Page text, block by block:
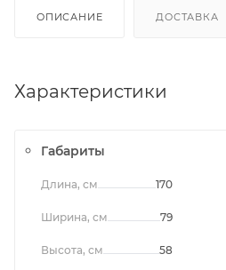
ОПИСАНИЕ ДОСТАВКА
Характеристики
Габариты
Длина, см 170
Ширина, см 79
Высота, см 58